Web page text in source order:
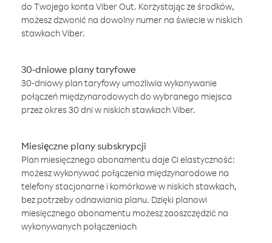
do Twojego konta Viber Out. Korzystając ze środków,
możesz dzwonić na dowolny numer na świecie w niskich
stawkach Viber.
30-dniowe plany taryfowe
30-dniowy plan taryfowy umożliwia wykonywanie
połączeń międzynarodowych do wybranego miejsca
przez okres 30 dni w niskich stawkach Viber.
Miesięczne plany subskrypcji
Plan miesięcznego abonamentu daje Ci elastyczność:
możesz wykonywać połączenia międzynarodowe na
telefony stacjonarne i komórkowe w niskich stawkach,
bez potrzeby odnawiania planu. Dzięki planowi
miesięcznego abonamentu możesz zaoszczędzić na
wykonywanych połączeniach